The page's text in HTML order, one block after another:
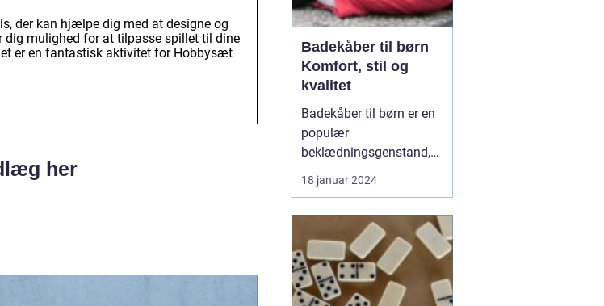
der kan hjælpe dig med at designe og
mulighed for at tilpasse spillet til dine
er en fantastisk aktivitet for Hobbysæt
her
Badekåber til børn
Komfort, stil og
kvalitet
Badekåber til børn er en
populær
beklædningsgenstand,
der tilbyder både
komfort og stil. Uanset
forfriskende svømmetur,
et behageligt bad eller
bare som en hyggelig
påklædning derhjemme,
18 januar 2024